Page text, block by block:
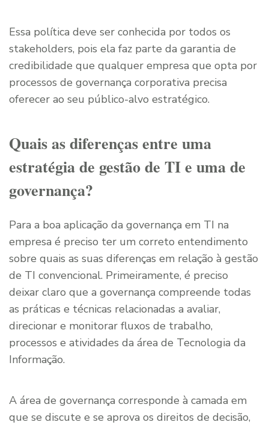
Essa política deve ser conhecida por todos os
stakeholders, pois ela faz parte da garantia de
credibilidade que qualquer empresa que opta por
processos de governança corporativa precisa
oferecer ao seu público-alvo estratégico.
Quais as diferenças entre uma
estratégia de gestão de TI e uma de
governança?
Para a boa aplicação da governança em TI na
empresa é preciso ter um correto entendimento
sobre quais as suas diferenças em relação à gestão
de TI convencional. Primeiramente, é preciso
deixar claro que a governança compreende todas
as práticas e técnicas relacionadas a avaliar,
direcionar e monitorar fluxos de trabalho,
processos e atividades da área de Tecnologia da
Informação.
A área de governança corresponde à camada em
que se discute e se aprova os direitos de decisão,